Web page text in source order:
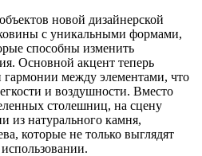
новой дизайнерской
с уникальными формами,
способны изменить
Основной акцент теперь
гармонии между элементами, что
и воздушности. Вместо
столешниц, на сцену
из натурального камня,
которые не только выглядят